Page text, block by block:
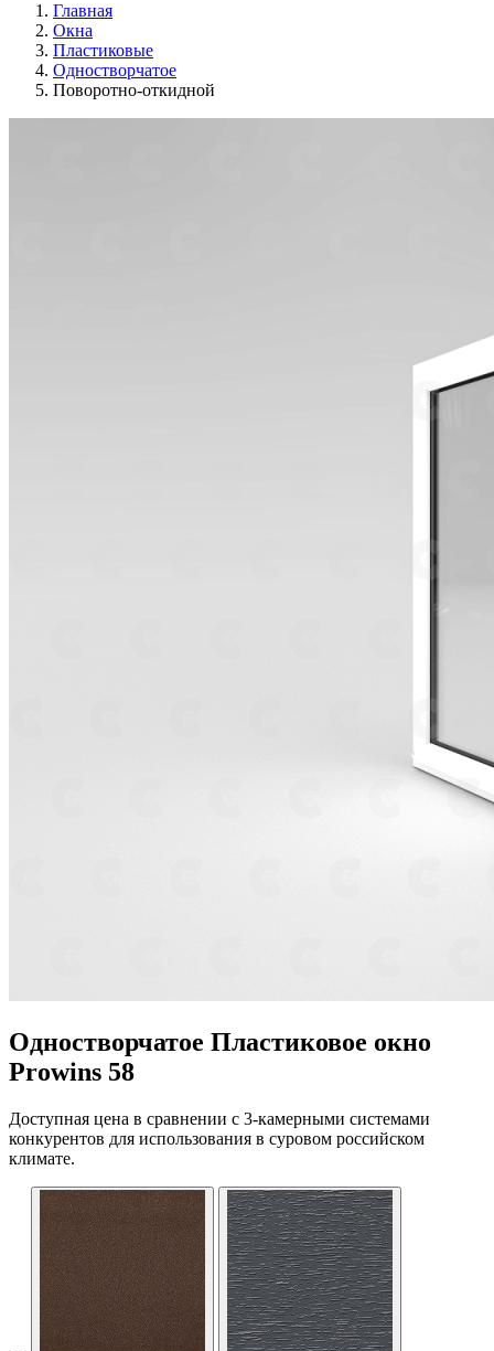
Главная
Окна
Пластиковые
Одностворчатое
Поворотно-откидной
Одностворчатое Пластиковое окно
Prowins 58
Доступная цена в сравнении с 3-камерными системами
конкурентов для использования в суровом российском
климате.